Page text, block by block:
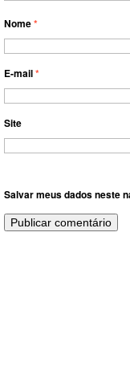
Nome*
E-mail*
Site
Salvar meus dados neste